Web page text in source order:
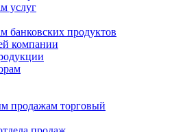
услуг
банковских продуктов
компании
продажам торговый